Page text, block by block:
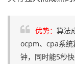
优势： 算法
ocpm、cpa系统
钟，同时能5秒